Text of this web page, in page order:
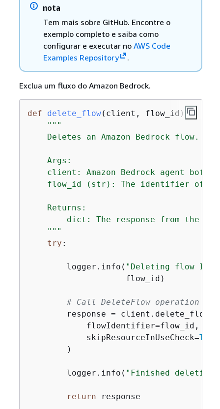
nota
Tem mais sobre GitHub. Encontre o
exemplo completo e saiba como
configurar e executar no AWS Code
Examples Repository
.
Exclua um fluxo do Amazon Bedrock.
def delete_flow( client, flow_id ):
"""
    Deletes an Amazon Bedrock flow.
    Args:
client: Amazon Bedrock agent boto3
flow_id (str): The identifier of
    Returns:
dict: The response from the
    """
try :
        logger.info(
"Deleting flow ID:
                    flow_id)
# Call DeleteFlow operation
        response = client.delete_flow(
            flowIdentifier=flow_id,
            skipResourceInUseCheck=
True
        )
        logger.info(
"Finished deleting
return response